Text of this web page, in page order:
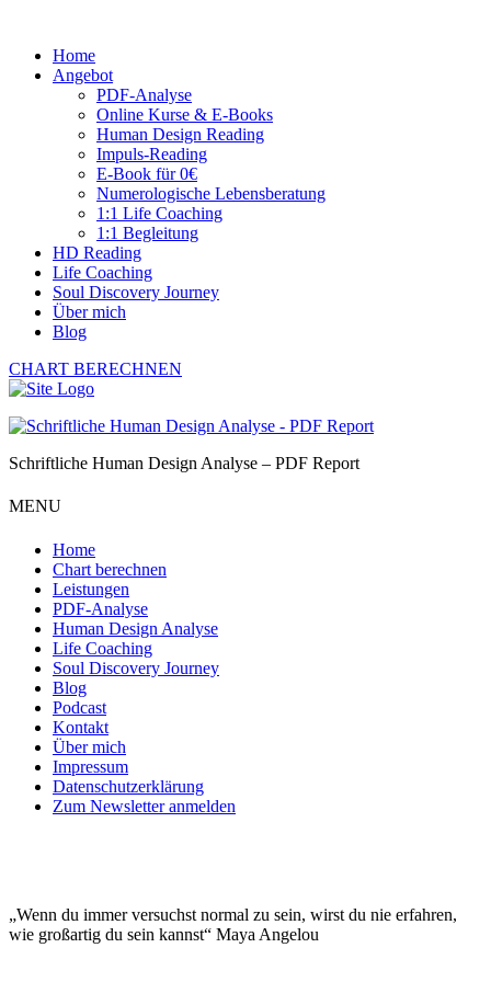
Home
Angebot
PDF-Analyse
Online Kurse & E-Books
Human Design Reading
Impuls-Reading
E-Book für 0€
Numerologische Lebensberatung
1:1 Life Coaching
1:1 Begleitung
HD Reading
Life Coaching
Soul Discovery Journey
Über mich
Blog
CHART BERECHNEN
Schriftliche Human Design Analyse – PDF Report
MENU
Home
Chart berechnen
Leistungen
PDF-Analyse
Human Design Analyse
Life Coaching
Soul Discovery Journey
Blog
Podcast
Kontakt
Über mich
Impressum
Datenschutzerklärung
Zum Newsletter anmelden
„Wenn du immer versuchst normal zu sein, wirst du nie erfahren,
wie großartig du sein kannst“ Maya Angelou